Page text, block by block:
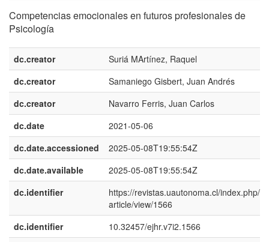
Competencias emocionales en futuros profesionales de
Psicología
dc.creator
Suriá MArtínez, Raquel
dc.creator
Samaniego Gisbert, Juan Andrés
dc.creator
Navarro Ferris, Juan Carlos
dc.date
2021-05-06
dc.date.accessioned
2025-05-08T19:55:54Z
dc.date.available
2025-05-08T19:55:54Z
dc.identifier
https://revistas.uautonoma.cl/index.php/
article/view/1566
dc.identifier
10.32457/ejhr.v7i2.1566